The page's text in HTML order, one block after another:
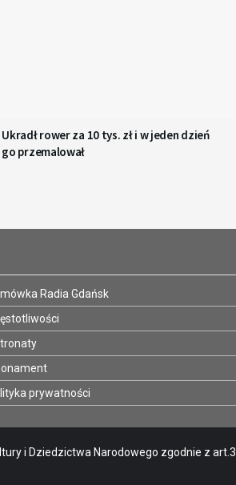
Ukradł rower za 10 tys. zł i w jeden dzień
go przemalował
Radia Gdańsk
prywatności
i Dziedzictwa Narodowego zgodnie z